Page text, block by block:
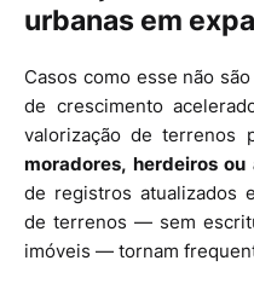
urbanas em
Casos como esse não
de crescimento
valorização de terrenos
moradores, herdeiros
de registros atualizados
de terrenos — sem
imóveis — tornam